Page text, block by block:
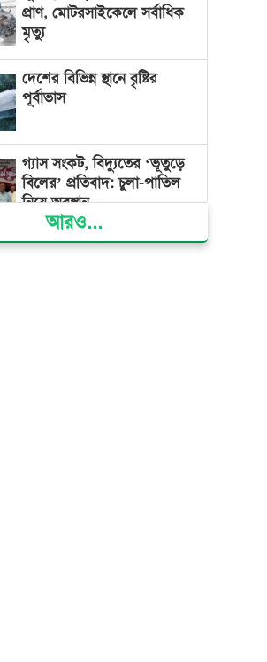
প্রাণ, মোটরসাইকেলে সর্বাধিক
মৃত্যু
দেশের বিভিন্ন স্থানে বৃষ্টির
পূর্বাভাস
গ্যাস সংকট, বিদ্যুতের ‘ভূতুড়ে
বিলের’ প্রতিবাদ: চুলা-পাতিল
নিয়ে অবস্থান
ক্ষমতার কেন্দ্র গণভবন থেকে
আরও...